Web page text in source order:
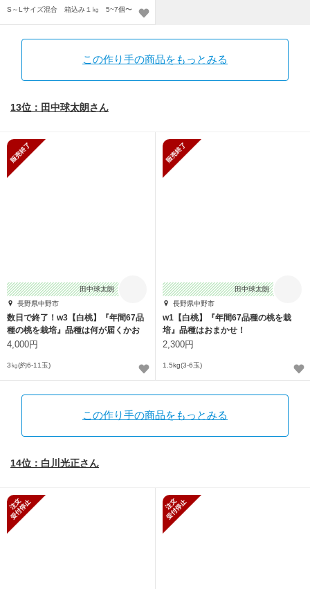
S～Lサイズ混合 箱込み１㎏ 5~7個〜
この作り手の商品をもっとみる
13位：田中球太朗さん
田中球太朗
長野県中野市
数日で終了！w3【白桃】『年間67品
種の桃を栽培』品種は何が届くかお
楽しみ♪
4,000円
3㎏(約6-11玉)
田中球太朗
長野県中野市
w1【白桃】『年間67品種の桃を栽
培』品種はおまかせ！
2,300円
1.5kg(3-6玉)
この作り手の商品をもっとみる
14位：白川光正さん